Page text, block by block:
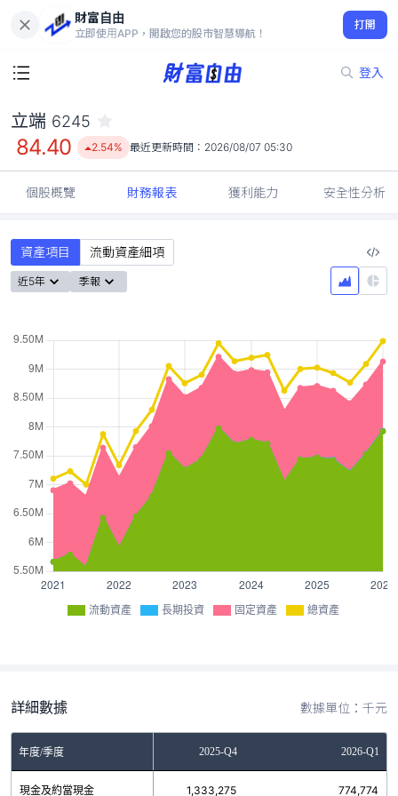
財富自由
立即使用APP，開啟您的股市智慧導航！
打開
登入
84.40
2.54%
立端 6245
84.40 2.54% 最近更新時間： 2026/08/07 05:30
個股概覽 財務報表 獲利能力 安全性分析
資產項目 流動資產細項
近5年 季報
流動資產 長期投資 固定資產 總資產
詳細數據 數據單位：千元
年度/季度2025-Q3 2025-Q4 2026-Q1
現金及約當現金
1,676,843 1,333,275 774,774